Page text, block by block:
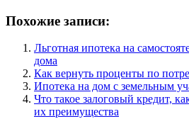
Похожие записи:
Льготная ипотека на
дома
Как вернуть проценты по
Ипотека на дом с земельным
Что такое залоговый кредит,
их преимущества